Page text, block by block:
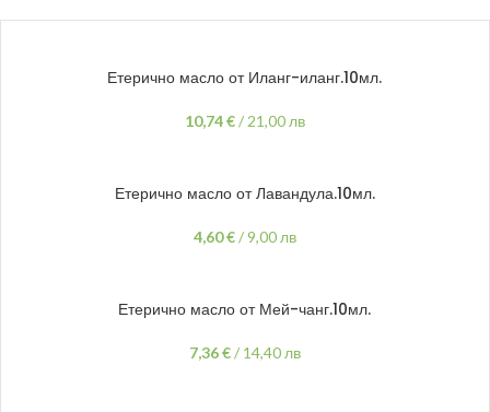
Етерично масло от Иланг-иланг.10мл.
10,74€ / 21,00 лв
Етерично масло от Лавандула.10мл.
4,60€ / 9,00 лв
Етерично масло от Мей-чанг.10мл.
7,36€ / 14,40 лв